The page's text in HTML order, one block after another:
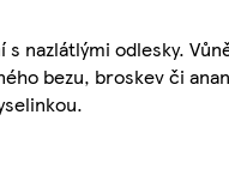
s nazlátlými odlesky.
bezu, broskev či